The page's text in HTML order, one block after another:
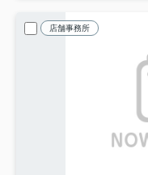
店舗事務所